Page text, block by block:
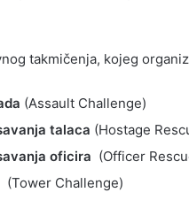
takmičenja, kojeg
(Assault Challenge)
talaca (Hostage
oficira (Officer
(Tower Challenge)